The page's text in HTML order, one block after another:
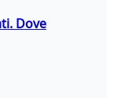
Dove